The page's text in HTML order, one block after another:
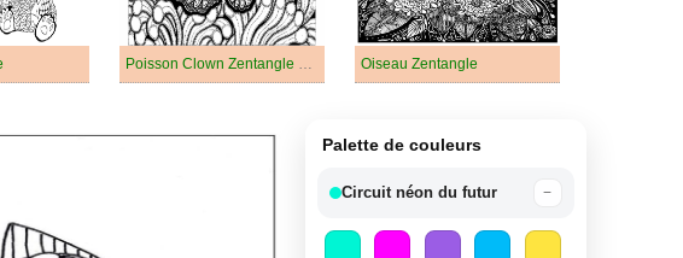
Poisson Clown Zentangle Pour Les Enfants Oiseau Zentangle
Palette de couleurs
Circuit néon du futur −